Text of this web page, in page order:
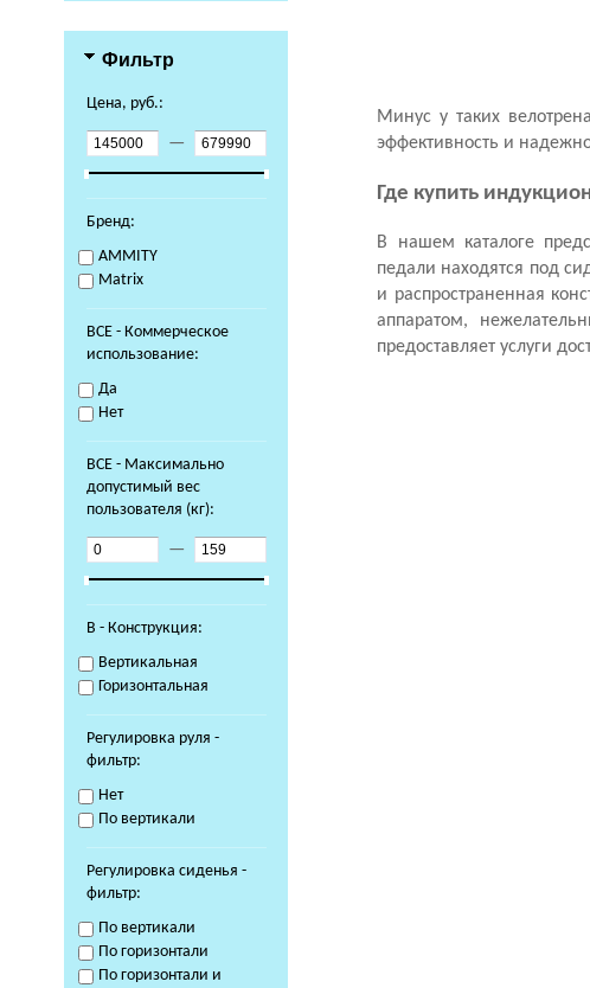
Фильтр
Цена, руб.:
—
Бренд:
AMMITY
Matrix
ВСЕ - Коммерческое
использование:
Да
Нет
ВСЕ - Максимально
допустимый вес
пользователя (кг):
—
В - Конструкция:
Вертикальная
Горизонтальная
Регулировка руля -
фильтр:
Нет
По вертикали
Регулировка сиденья -
фильтр:
По вертикали
По горизонтали
По горизонтали и
Минус у таких
эффективность и
Где купить
В нашем каталоге
педали находятся под
и распространенная
аппаратом,
предоставляет услуги